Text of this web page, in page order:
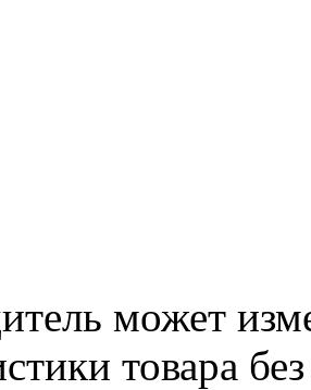
может
товара